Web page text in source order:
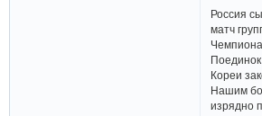
Россия
матч
Кореи
Нашим
изрядно